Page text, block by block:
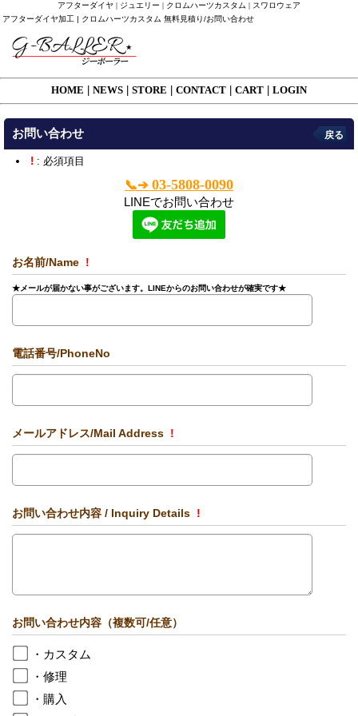
アフターダイヤ | ジュエリー | クロムハーツカスタム | スワロウェア
アフターダイヤ加工 | クロムハーツカスタム 無料見積り/お問い合わせ
HOME NEWS STORE CONTACT CART LOGIN
お問い合わせ 戻る
! : 必須項目
📞➔03-5808-0090
LINEでお問い合わせ
お名前/Name !
★メールが届かない事がございます。LINEからのお問い合わせが確実です★
電話番号/PhoneNo
メールアドレス/Mail Address !
お問い合わせ内容 / Inquiry Details !
お問い合わせ内容（複数可/任意）
・カスタム
・修理
・購入